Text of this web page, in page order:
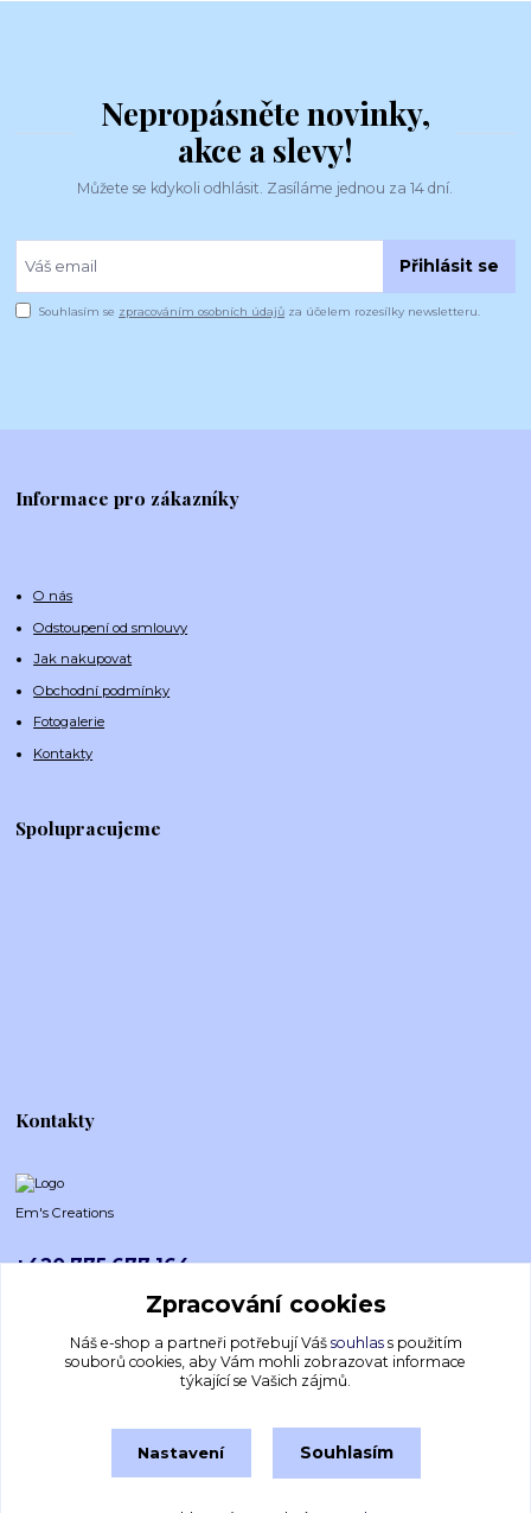
Nepropásněte novinky,
akce a slevy!
Můžete se kdykoli odhlásit. Zasíláme jednou za 14 dní.
Přihlásit se
Souhlasím se zpracováním osobních údajů za účelem rozesílky newsletteru.
Informace pro zákazníky
O nás
Odstoupení od smlouvy
Jak nakupovat
Obchodní podmínky
Fotogalerie
Kontakty
Spolupracujeme
Kontakty
Em's Creations
+420 775 677 164
emscreations.cz@gmail.com
Zpracování cookies
Náš e-shop a partneři potřebují Váš souhlass použitím
souborů cookies, aby Vám mohli zobrazovat informace
týkající se Vašich zájmů.
Nastavení Souhlasím